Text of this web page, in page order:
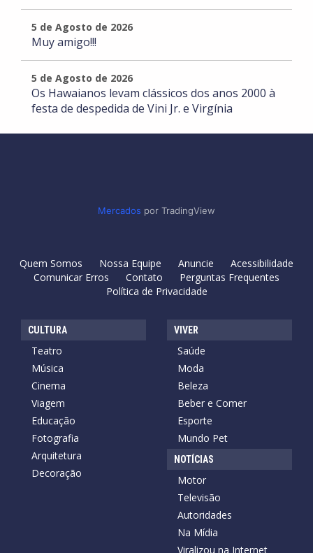
5 de Agosto de 2026
Muy amigo!!!
5 de Agosto de 2026
Os Hawaianos levam clássicos dos anos 2000 à
festa de despedida de Vini Jr. e Virgínia
Mercados por TradingView
Quem Somos Nossa Equipe Anuncie
Acessibilidade
Comunicar Erros
Contato
Perguntas Frequentes
Política de Privacidade
CULTURA
Teatro
Música
Cinema
Viagem
Educação
Fotografia
Arquitetura
Decoração
VIVER
Saúde
Moda
Beleza
Beber e Comer
Esporte
Mundo Pet
NOTÍCIAS
Motor
Televisão
Autoridades
Na Mídia
Viralizou na Internet